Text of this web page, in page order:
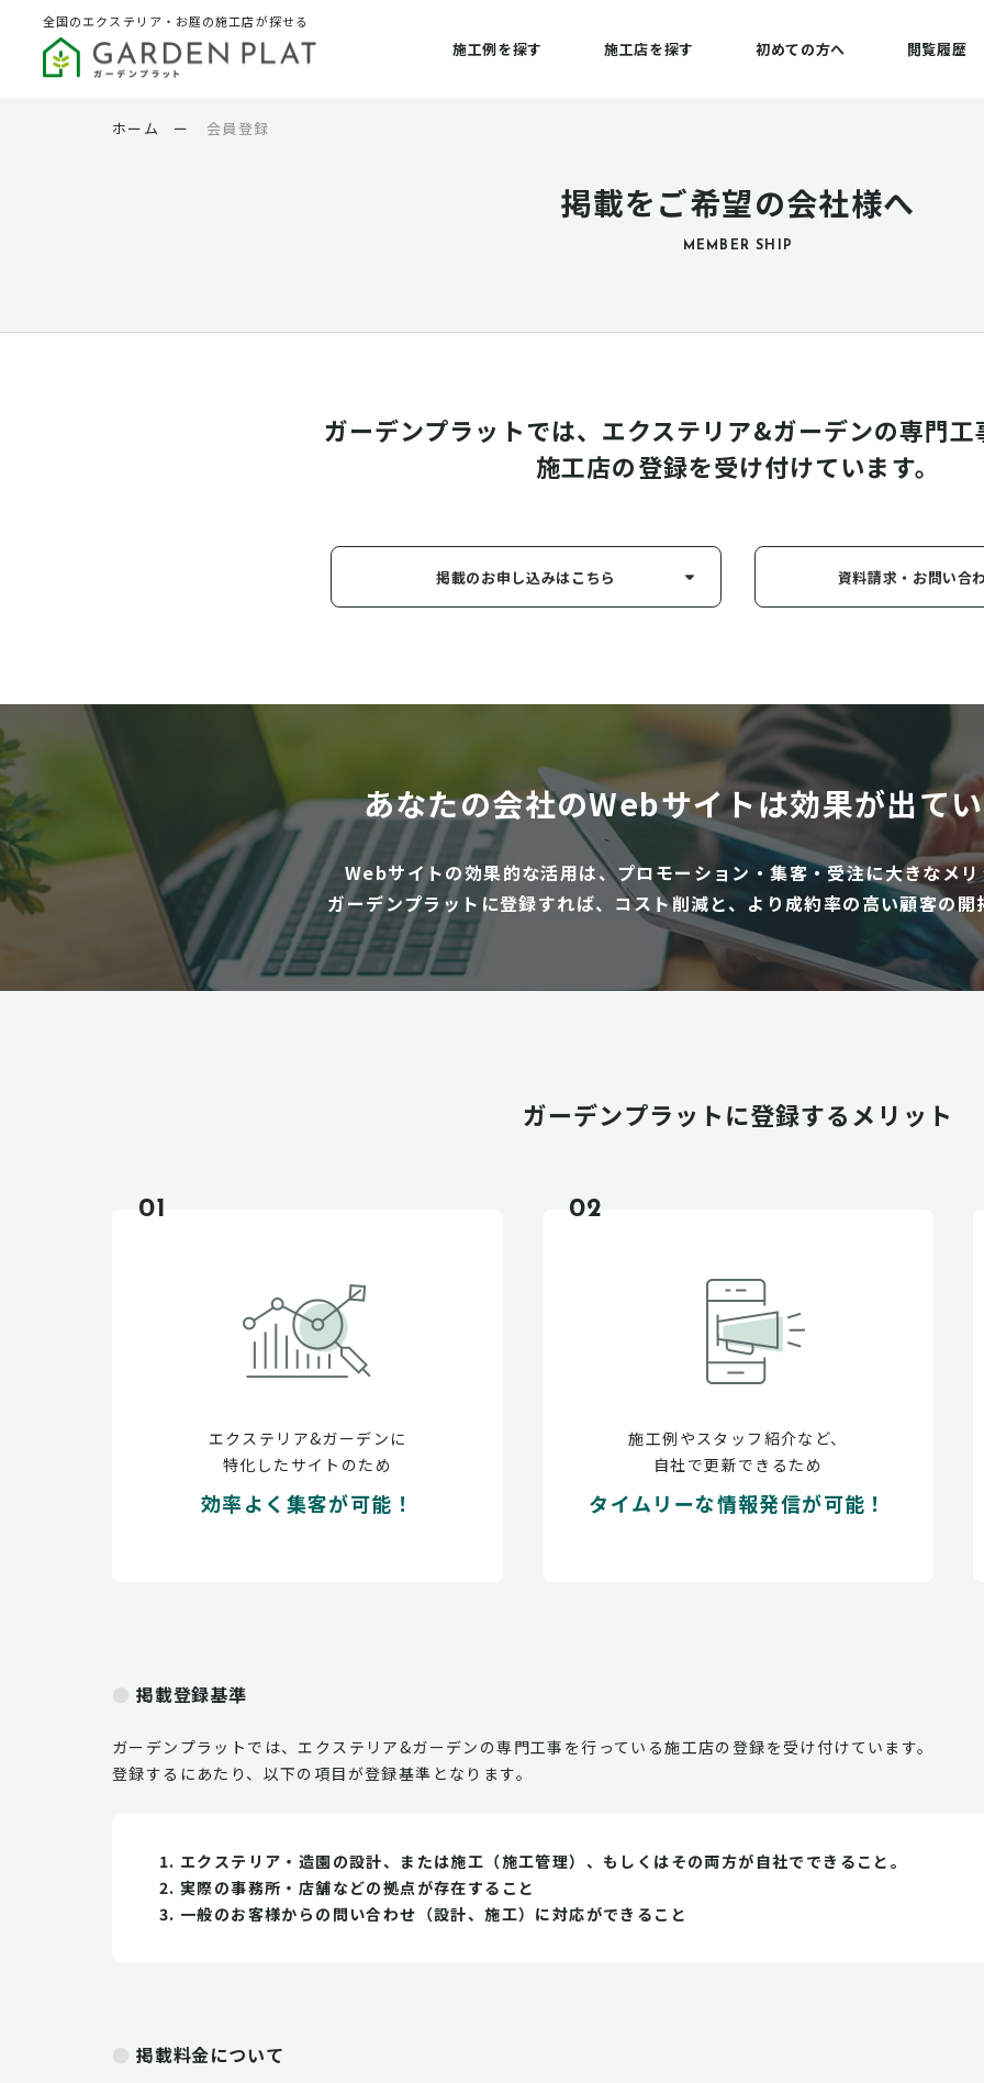
全国のエクステリア・お庭の施工店が探せる
施工例を探す 施工店を探す 初めての方へ 閲覧履歴
掲載をご希望の会社様へ
MEMBER SHIP
ホーム ー 会員登録
ガーデンプラットでは、エクステリア&ガーデンの専門工
施工店の登録を受け付けています。
掲載のお申し込みはこちら 資料請求・お問い合
あなたの会社のWebサイトは効果が出て
Webサイトの効果的な活用は、プロモーション・集客・受注に大きなメ
ガーデンプラットに登録すれば、コスト削減と、より成約率の高い顧客の開
ガーデンプラットに登録するメリット
01
エクステリア&ガーデンに
特化したサイトのため
効率よく集客が可能！
02
施工例やスタッフ紹介など、
自社で更新できるため
タイムリーな情報発信が可能！
掲載登録基準
ガーデンプラットでは、エクステリア&ガーデンの専門工事を行っている施工店の登録を受け付けています。
登録するにあたり、以下の項目が登録基準となります。
エクステリア・造園の設計、または施工（施工管理）、もしくはその両方が自社でできること。
実際の事務所・店舗などの拠点が存在すること
一般のお客様からの問い合わせ（設計、施工）に対応ができること
掲載料金について